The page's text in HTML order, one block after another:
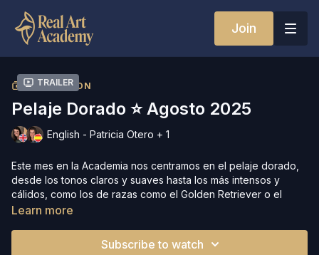
Join
Trailer
COLLECTION
Pelaje Dorado ⭐️ Agosto 2025
English - Patricia Otero + 1
Este mes en la Academia nos centramos en el pelaje dorado,
desde los tonos claros y suaves hasta los más intensos y
cálidos, como los de razas como el Golden Retriever o el
Nova Scotia Duck Tolling Retriever. Con lecciones y directos
Learn more
Subscribe to watch